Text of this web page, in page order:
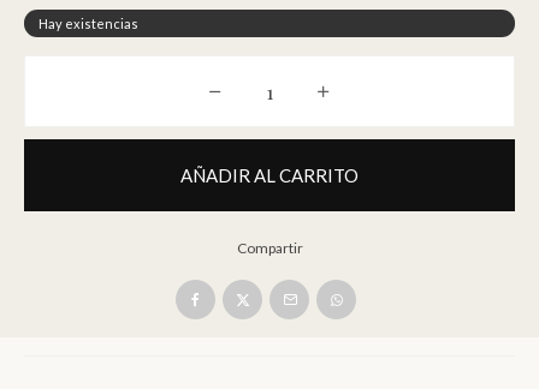
Hay existencias
Danza de las bailarinas de Degas
AÑADIR AL CARRITO
Compartir